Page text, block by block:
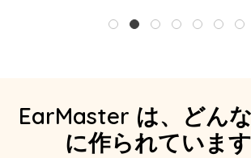
1 2 3 4 5 6 7
EarMaster は、どん
に作られていま